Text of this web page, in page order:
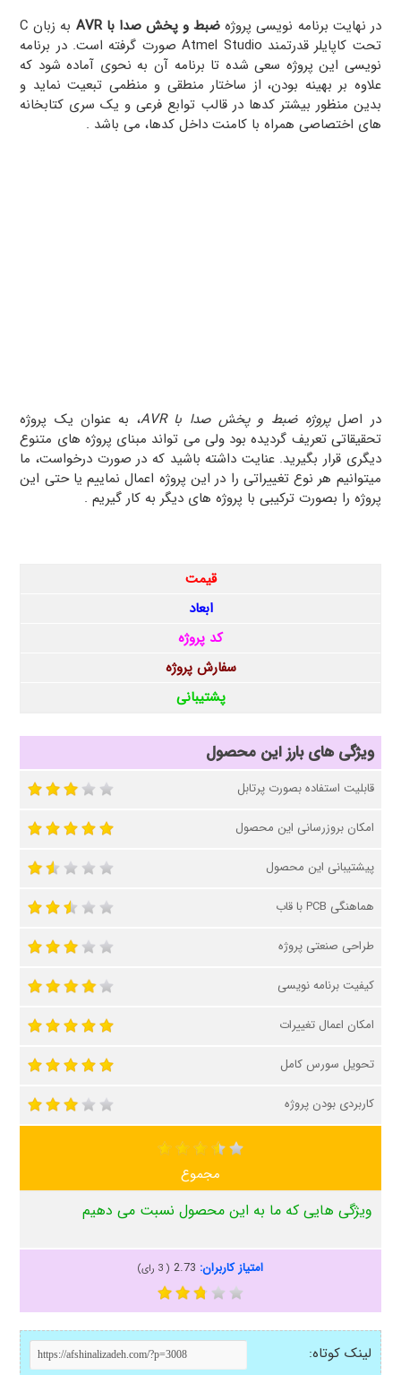
در نهایت برنامه نویسی پروژه ضبط و پخش صدا با AVR
به زبان C
تحت کاپایلر قدرتمند Atmel Studio صورت گرفته است. در برنامه
نویسی این پروژه سعی شده تا برنامه آن به نحوی آماده شود که
علاوه بر بهینه بودن، از ساختار منطقی و منظمی تبعیت نماید و
بدین منظور بیشتر کدها در قالب توابع فرعی و یک سری کتابخانه
های اختصاصی همراه با کامنت داخل کدها، می باشد .
در اصلپروژه ضبط و پخش صدا با AVR
، به عنوان یک پروژه
تحقیقاتی تعریف گردیده بود ولی می تواند مبنای پروژه های متنوع
دیگری قرار بگیرید. عنایت داشته باشید که در صورت درخواست، ما
میتوانیم هر نوع تغییراتی را در این پروژه اعمال نماییم یا حتی این
پروژه را بصورت ترکیبی با پروژه های دیگر به کار گیریم .
قیمت
ابعاد
کد پروژه
سفارش پروژه
پشتیبانی
ویژگی های بارز این محصول
قابلیت استفاده بصورت پرتابل
امکان بروزرسانی این محصول
پیشتیبانی این محصول
هماهنگی PCB با قاب
طراحی صنعتی پروژه
کیفیت برنامه نویسی
امکان اعمال تغییرات
تحویل سورس کامل
کاربردی بودن پروژه
مجموع
ویژگی هایی که ما به این محصول نسبت می دهیم
امتیاز کاربران: 2.73
(
3 رای)
لینک کوتاه: